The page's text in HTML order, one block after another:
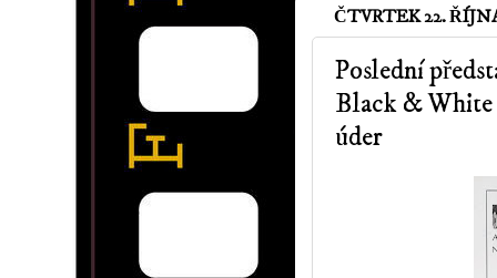
ČTVRTEK 22.
Poslední
Black & White
úder